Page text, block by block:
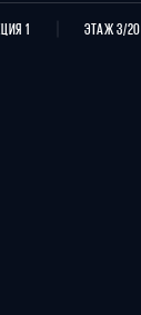
1 ЭТАЖ 3/20